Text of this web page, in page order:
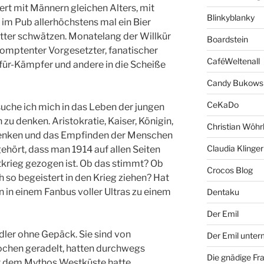
mit Männern gleichen Alters, mit
Pub allerhöchstens mal ein Bier
schwätzen. Monatelang der Willkür
Vorgesetzter, fanatischer
Kämpfer und andere in die Scheiße
ich mich in das Leben der jungen
denken. Aristokratie, Kaiser, Königin,
und das Empfinden der Menschen
dass man 1914 auf allen Seiten
gezogen ist. Ob das stimmt? Ob
so begeistert in den Krieg ziehen? Hat
in einem Fanbus voller Ultras zu einem
ohne Gepäck. Sie sind von
geradelt, hatten durchwegs
Blinkyblanky
Boardstein
CaféWeltenall
Candy
CeKaDo
Christian Wöhrl
Claudia Klinger
Crocos Blog
Dentaku
Der Emil
Der Emil
Die gnädige